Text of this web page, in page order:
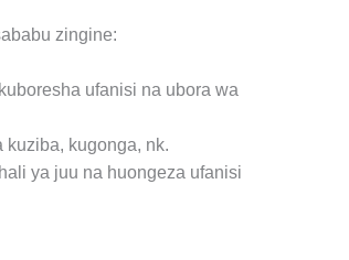
zingine:
ufanisi na ubora wa
kugonga, nk.
ya juu na huongeza ufanisi